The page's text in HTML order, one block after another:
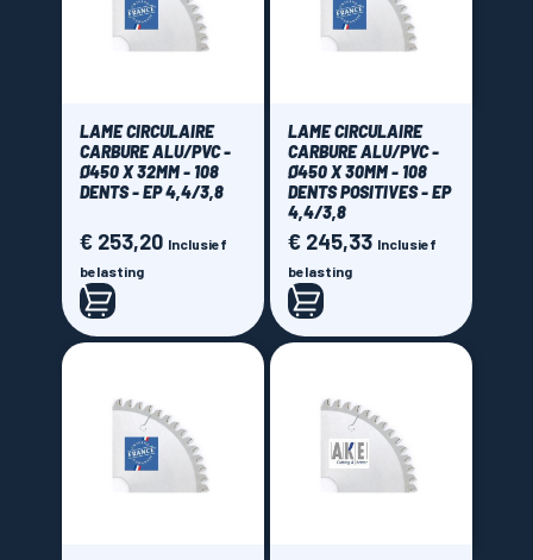
CMT Orange tools(1)
(38)
RBD Onci(15)
Sistemi Klein(16)
€ 45,00 - € 435,00
LAME CIRCULAIRE
CARBURE ALU/PVC -
Ø450 X 32MM - 108
DENTS - EP 4,4/3,8
Prijs
€ 253,20 Inclusief
belasting
LAME CIRCULAIRE
CARBURE ALU/PVC -
Ø450 X 30MM - 108
DENTS POSITIVES - EP
4,4/3,8
Prijs
€ 245,33 Inclusief
belasting